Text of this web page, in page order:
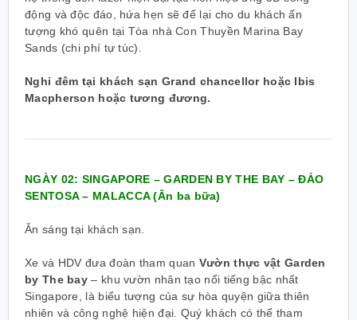
động và độc đáo, hứa hẹn sẽ để lại cho du khách ấn
tượng khó quên tại Tòa nhà Con Thuyền Marina Bay
Sands (chi phí tự túc).
Nghỉ đêm tại khách sạn Grand chancellor hoặc Ibis
Macpherson hoặc tương đương.
NGÀY 02: SINGAPORE – GARDEN BY THE BAY – ĐẢO
SENTOSA – MALACCA (Ăn ba bữa)
Ăn sáng tại khách sạn.
Xe và HDV đưa đoàn tham quan Vườn thực vật Garden
by The bay – khu vườn nhân tạo nổi tiếng bậc nhất
Singapore, là biểu tượng của sự hòa quyện giữa thiên
nhiên và công nghệ hiện đại. Quý khách có thể tham